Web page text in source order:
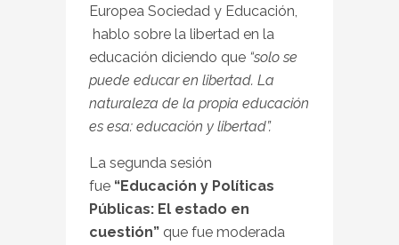
Europea Sociedad y Educación,
hablo sobre la libertad en la
educación diciendo que “solo se
puede educar en libertad. La
naturaleza de la propia educación
es esa: educación y libertad”.
La segunda sesión
fue “Educación y Políticas
Públicas: El estado en
cuestión” que fue moderada